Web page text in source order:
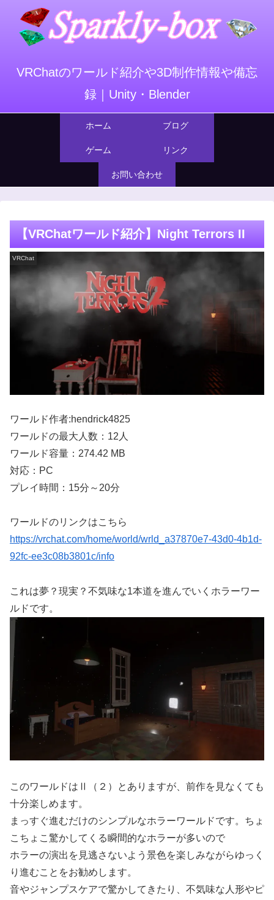
VRChatのワールド紹介や3D制作情報や備忘
録｜Unity・Blender
ホーム ブログ
ゲーム リンク
お問い合わせ
【VRChatワールド紹介】Night Terrors II
VRChat
ワールド作者:hendrick4825
ワールドの最大人数：12人
ワールド容量：274.42 MB
対応：PC
プレイ時間：15分～20分
ワールドのリンクはこちら
https://vrchat.com/home/world/wrld_a37870e7-43d0-4b1d-
92fc-ee3c08b3801c/info
これは夢？現実？不気味な1本道を進んでいくホラーワー
ルドです。
このワールドはⅡ（２）とありますが、前作を見なくても
十分楽しめます。
まっすぐ進むだけのシンプルなホラーワールドです。ちょ
こちょこ驚かしてくる瞬間的なホラーが多いので
ホラーの演出を見逃さないよう景色を楽しみながらゆっく
り進むことをお勧めします。
音やジャンプスケアで驚かしてきたり、不気味な人形やピ